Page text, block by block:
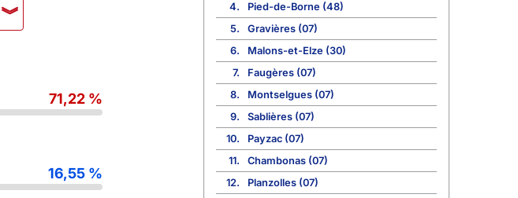
︾
71,22 %
16,55 %
4.
Pied-de-Borne (48)
5.
Gravières (07)
6.
Malons-et-Elze (30)
7.
Faugères (07)
8.
Montselgues (07)
9.
Sablières (07)
10.
Payzac (07)
11.
Chambonas (07)
12.
Planzolles (07)